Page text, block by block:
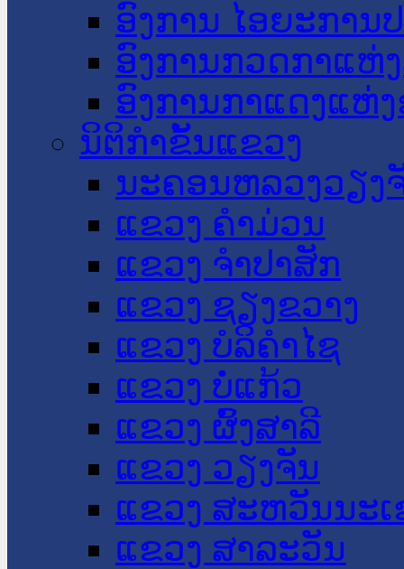
ອົງການ ໄອຍະການ
ອົງການກວດກາແຫ່
ອົງການກາແດງແຫ່
ນິຕິກໍາຂັ້ນແຂວງ
ນະ​ຄອນ​ຫລວງວຽງ
ແຂວງ ຄໍາມ່ວນ
ແຂວງ ຈໍາປາສັກ
ແຂວງ ຊຽງຂວາງ
ແຂວງ ບໍລິຄໍາໄຊ
ແຂວງ ບໍ່ແກ້ວ
ແຂວງ ຜົ້ງສາລີ
ແຂວງ ວຽງຈັນ
ແຂວງ ສະຫວັນນະ
ແຂວງ ສາລະວັນ